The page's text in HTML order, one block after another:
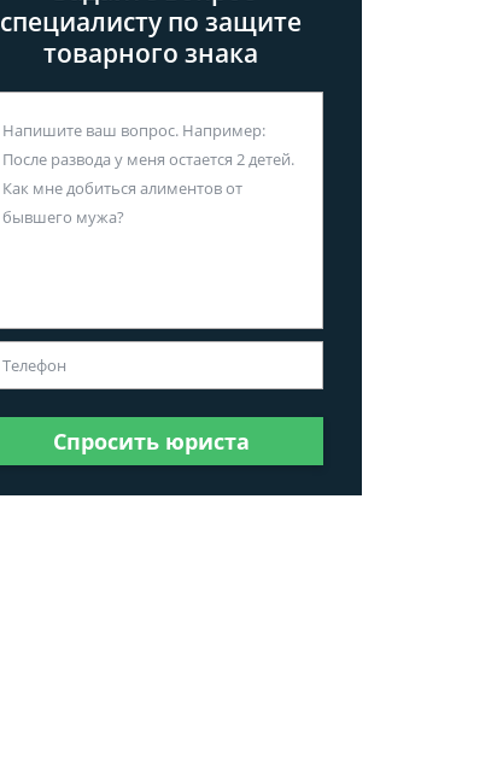
специалисту по защите
товарного знака
Спросить юриста